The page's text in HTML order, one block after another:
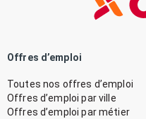
Offres d’emploi
Toutes nos offres d’emploi
Offres d’emploi par ville
Offres d’emploi par métier